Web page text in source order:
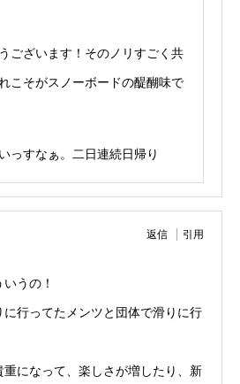
ございます！そのノリすごく共
こそがスノーボードの醍醐味で
っすなぁ。二日連続日帰り
返信 引用
うの！
行ってたメンツと団体で滑りに行
になって、楽しさが増したり、新